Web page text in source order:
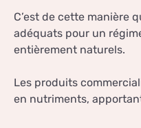
C’est de cette manière
adéquats pour un
entièrement naturels.
Les produits
en nutriments,